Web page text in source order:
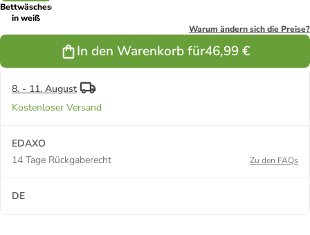
Bettwäscheset
in weiß
Warum ändern sich die Preise?
In den Warenkorb für46,99 €
8. - 11. August
Kostenloser Versand
EDAXO
14 Tage Rückgaberecht
Zu den FAQs
DE